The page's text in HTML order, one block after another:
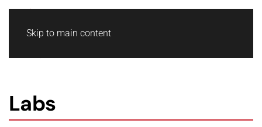
Skip to main content
Labs